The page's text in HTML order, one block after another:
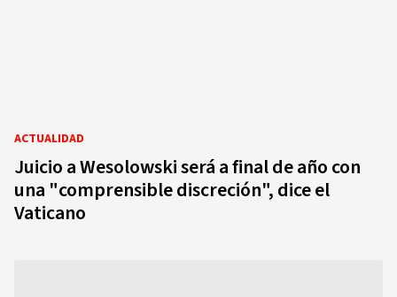
ACTUALIDAD
Juicio a Wesolowski será a final de año con
una "comprensible discreción", dice el
Vaticano